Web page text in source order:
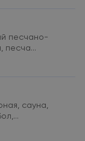
песчано-
песча...
сауна,